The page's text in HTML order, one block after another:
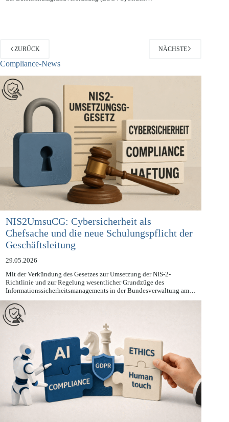
ZURÜCK NÄCHSTE
Compliance-News
NIS2UmsuCG: Cybersicherheit als
Chefsache und die neue Schulungspflicht der
Geschäftsleitung
29.05.2026
Mit der Verkündung des Gesetzes zur Umsetzung der NIS-2-
Richtlinie und zur Regelung wesentlicher Grundzüge des
Informationssicherheitsmanagements in der Bundesverwaltung am…